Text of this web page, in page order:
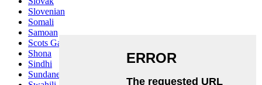
Slovenian
Somali
Samoan
Scots Gaelic
Shona
Sindhi
Sundanese